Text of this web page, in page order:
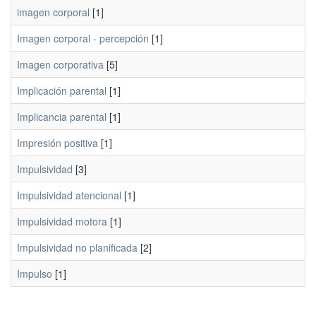
imagen corporal [1]
Imagen corporal - percepción [1]
Imagen corporativa [5]
Implicación parental [1]
Implicancia parental [1]
Impresión positiva [1]
Impulsividad [3]
Impulsividad atencional [1]
Impulsividad motora [1]
Impulsividad no planificada [2]
Impulso [1]